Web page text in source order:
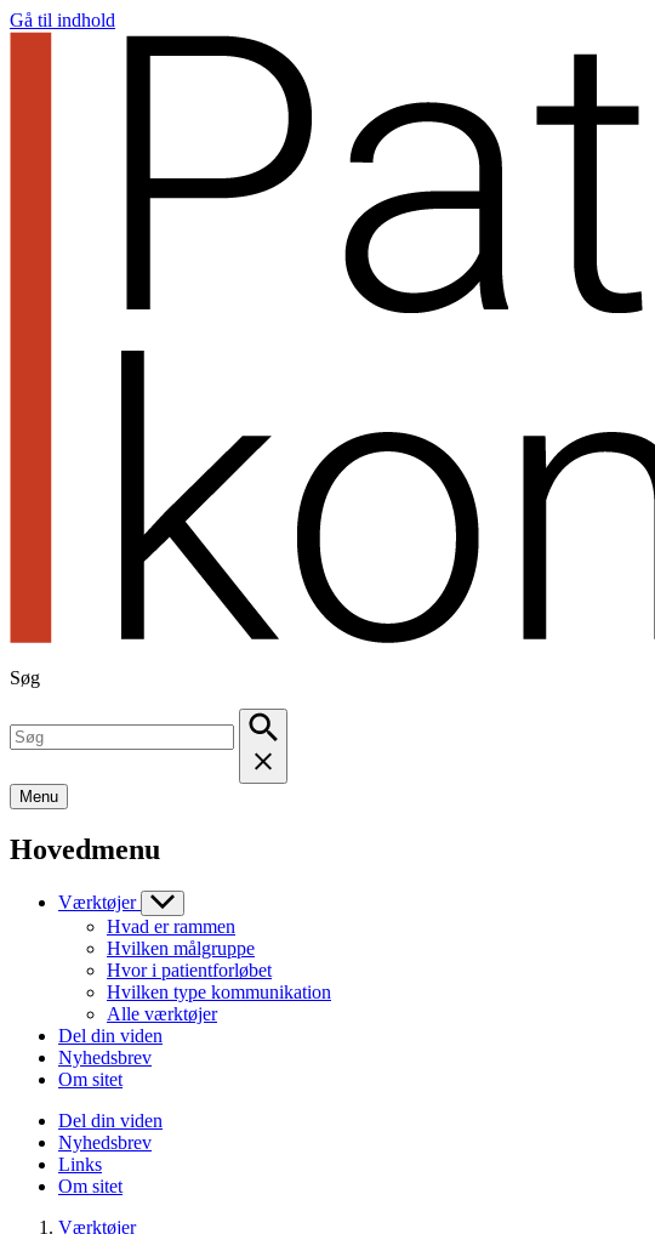
Gå til indhold
Søg
Menu
Hovedmenu
Værktøjer
Hvad er rammen
Hvilken målgruppe
Hvor i patientforløbet
Hvilken type kommunikation
Alle værktøjer
Del din viden
Nyhedsbrev
Om sitet
Del din viden
Nyhedsbrev
Links
Om sitet
Værktøjer